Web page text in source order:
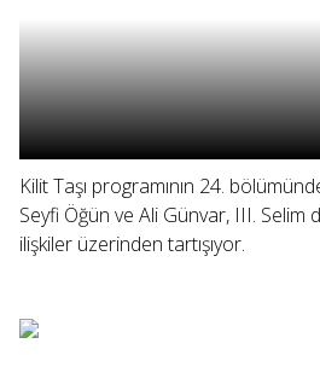
Kilit Taşı programının 24.
Seyfi Öğün ve Ali Günvar, III.
ilişkiler üzerinden tartışıyor.